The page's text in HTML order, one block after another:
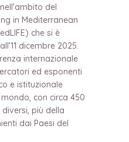
del
in Mediterranean
che si è
dicembre 2025.
internazionale
ed esponenti
e istituzionale
con circa 450
più della
dai Paesi del